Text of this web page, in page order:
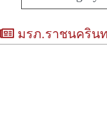
มรภ.ราชนคริน